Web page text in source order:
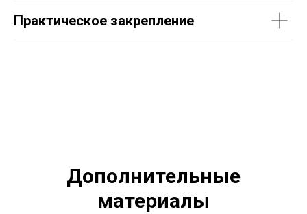
Практическое закрепление
Дополнительные
материалы